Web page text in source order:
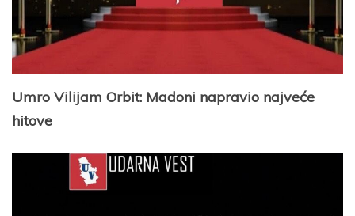
Umro Vilijam Orbit: Madoni napravio najveće
hitove